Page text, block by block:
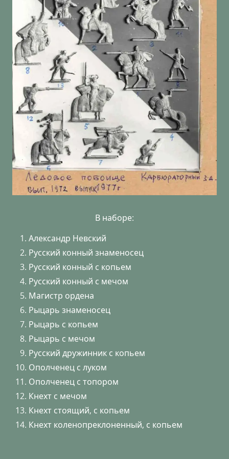
В наборе:
Александр Невский
Русский конный знаменосец
Русский конный с копьем
Русский конный с мечом
Магистр ордена
Рыцарь знаменосец
Рыцарь с копьем
Рыцарь с мечом
Русский дружинник с копьем
Ополченец с луком
Ополченец с топором
Кнехт с мечом
Кнехт стоящий, с копьем
Кнехт коленопреклоненный, с копьем